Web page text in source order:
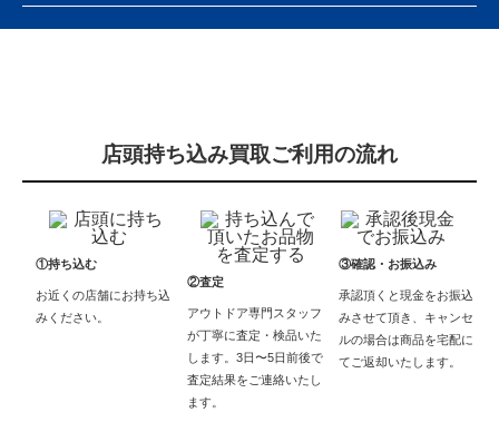
店頭持ち込み買取ご利用の流れ
①持ち込む
お近くの店舗にお持ち込
みください。
②査定
アウトドア専門スタッフ
が丁寧に査定・検品いた
します。3日〜5日前後で
査定結果をご連絡いたし
ます。
③確認・お振込み
承認頂くと現金をお振込
みさせて頂き、キャンセ
ルの場合は商品を宅配に
てご返却いたします。